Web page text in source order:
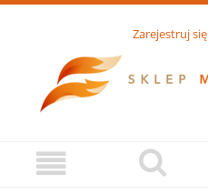
Zarejestruj się